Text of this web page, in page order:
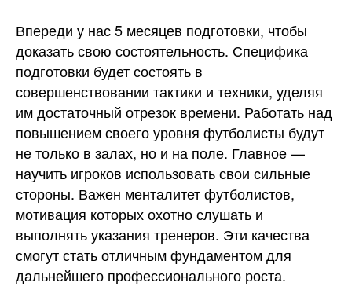
Впереди у нас 5 месяцев подготовки, чтобы
доказать свою состоятельность. Специфика
подготовки будет состоять в
совершенствовании тактики и техники, уделяя
им достаточный отрезок времени. Работать над
повышением своего уровня футболисты будут
не только в залах, но и на поле. Главное —
научить игроков использовать свои сильные
стороны. Важен менталитет футболистов,
мотивация которых охотно слушать и
выполнять указания тренеров. Эти качества
смогут стать отличным фундаментом для
дальнейшего профессионального роста.